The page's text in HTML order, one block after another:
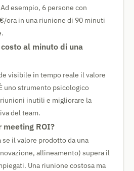
esempio, 6 persone con
ora in una riunione di 90 minuti
al minuto di una
visibile in tempo reale il valore
uno strumento psicologico
inutili e migliorare la
del team.
meeting ROI?
se il valore prodotto da una
allineamento) supera il
Una riunione costosa ma